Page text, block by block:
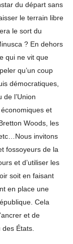
du départ sans
le terrain libre
le sort du
? En dehors
qui ne vit que
qu’un coup
démocratiques,
l’Union
et
Woods, les
invitons
fossoyeurs de la
et d’utiliser les
soit en faisant
en place une
Cela
et de
États.